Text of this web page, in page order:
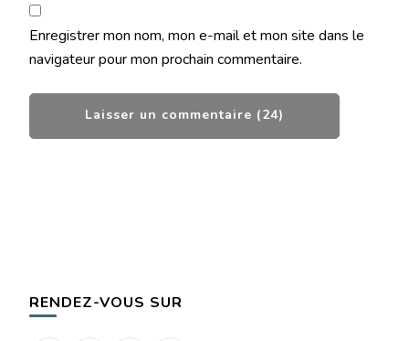
Enregistrer mon nom, mon e-mail et mon site dans le
navigateur pour mon prochain commentaire.
RENDEZ-VOUS SUR